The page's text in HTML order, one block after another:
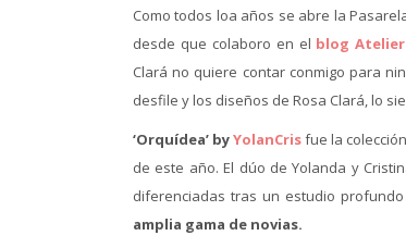
Como todos loa años se abre la
desde que colaboro en el blog
Clará no quiere contar conmigo para
desfile y los diseños de Rosa Clará, lo
‘Orquídea’ byYolanCrisfue la
de este año. El dúo de Yolanda y
diferenciadas tras un estudio
amplia gama de novias.